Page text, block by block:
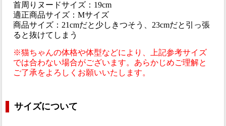
首周りヌードサイズ：19cm
適正商品サイズ：Mサイズ
商品サイズ：21cmだと少しきつそう、23cmだと引っ張
ると抜けてしまう
※猫ちゃんの体格や体型などにより、上記参考サイズ
では合わない場合がございます。あらかじめご理解と
ご了承をよろしくお願いいたします。
サイズについて